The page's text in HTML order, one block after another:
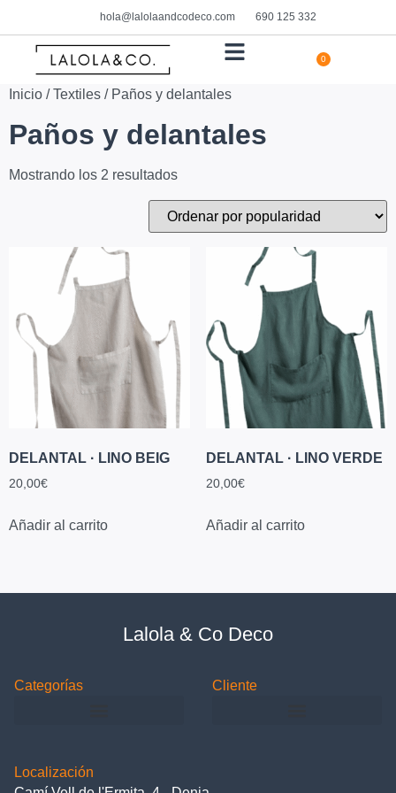
hola@lalolaandcodeco.com 690 125 332
0
Inicio /Textiles / Paños y delantales
Paños y delantales
Mostrando los 2 resultados
DELANTAL · LINO BEIG
20,00€
Añadir al carrito
DELANTAL · LINO VERDE
20,00€
Añadir al carrito
Lalola & Co Deco
Categorías Cliente
Localización